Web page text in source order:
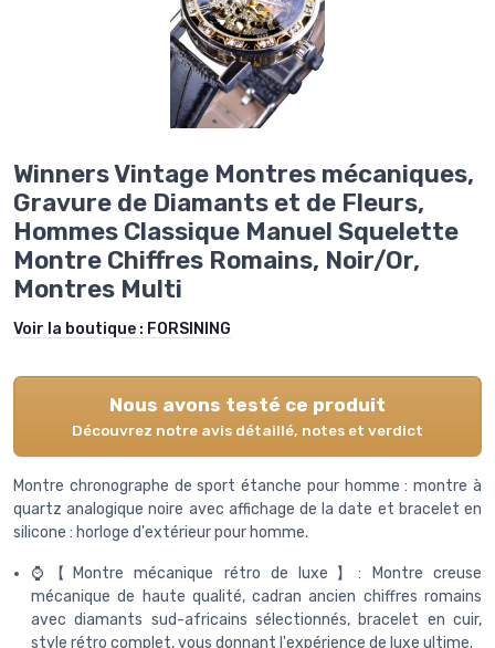
Winners Vintage Montres mécaniques,
Gravure de Diamants et de Fleurs,
Hommes Classique Manuel Squelette
Montre Chiffres Romains, Noir/Or,
Montres Multi
Voir la boutique : FORSINING
Nous avons testé ce produit
Découvrez notre avis détaillé, notes et verdict
Montre chronographe de sport étanche pour homme : montre à
quartz analogique noire avec affichage de la date et bracelet en
silicone : horloge d'extérieur pour homme.
⌚【Montre mécanique rétro de luxe】: Montre creuse
mécanique de haute qualité, cadran ancien chiffres romains
avec diamants sud-africains sélectionnés, bracelet en cuir,
style rétro complet, vous donnant l'expérience de luxe ultime.